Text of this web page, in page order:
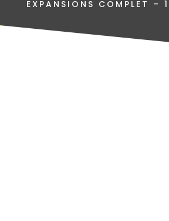
EXPANSIONS COMPLET –